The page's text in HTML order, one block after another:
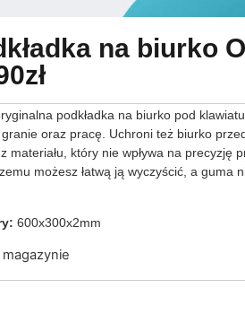
na biurko
zł
podkładka na biurko pod
oraz pracę. Uchroni też biurko
z materiału, który nie wpływa na precyzję
możesz łatwą ją wyczyścić, a guma
600x300x2mm